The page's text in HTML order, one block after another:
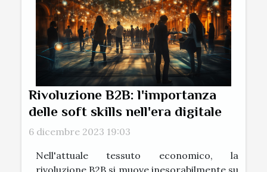
Rivoluzione B2B: l'importanza
delle soft skills nell'era digitale
6 dicembre 2023 19:03
Nell'attuale tessuto economico, la